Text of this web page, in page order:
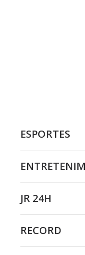
ESPORTES
JR 24H
RECORD